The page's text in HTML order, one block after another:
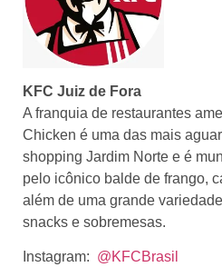
KFC Juiz de Fora
A franquia de restaurantes
Chicken é uma das mais
shopping Jardim Norte e é
pelo icônico balde de frango,
além de uma grande
snacks e sobremesas.
Instagram: @KFCBrasil